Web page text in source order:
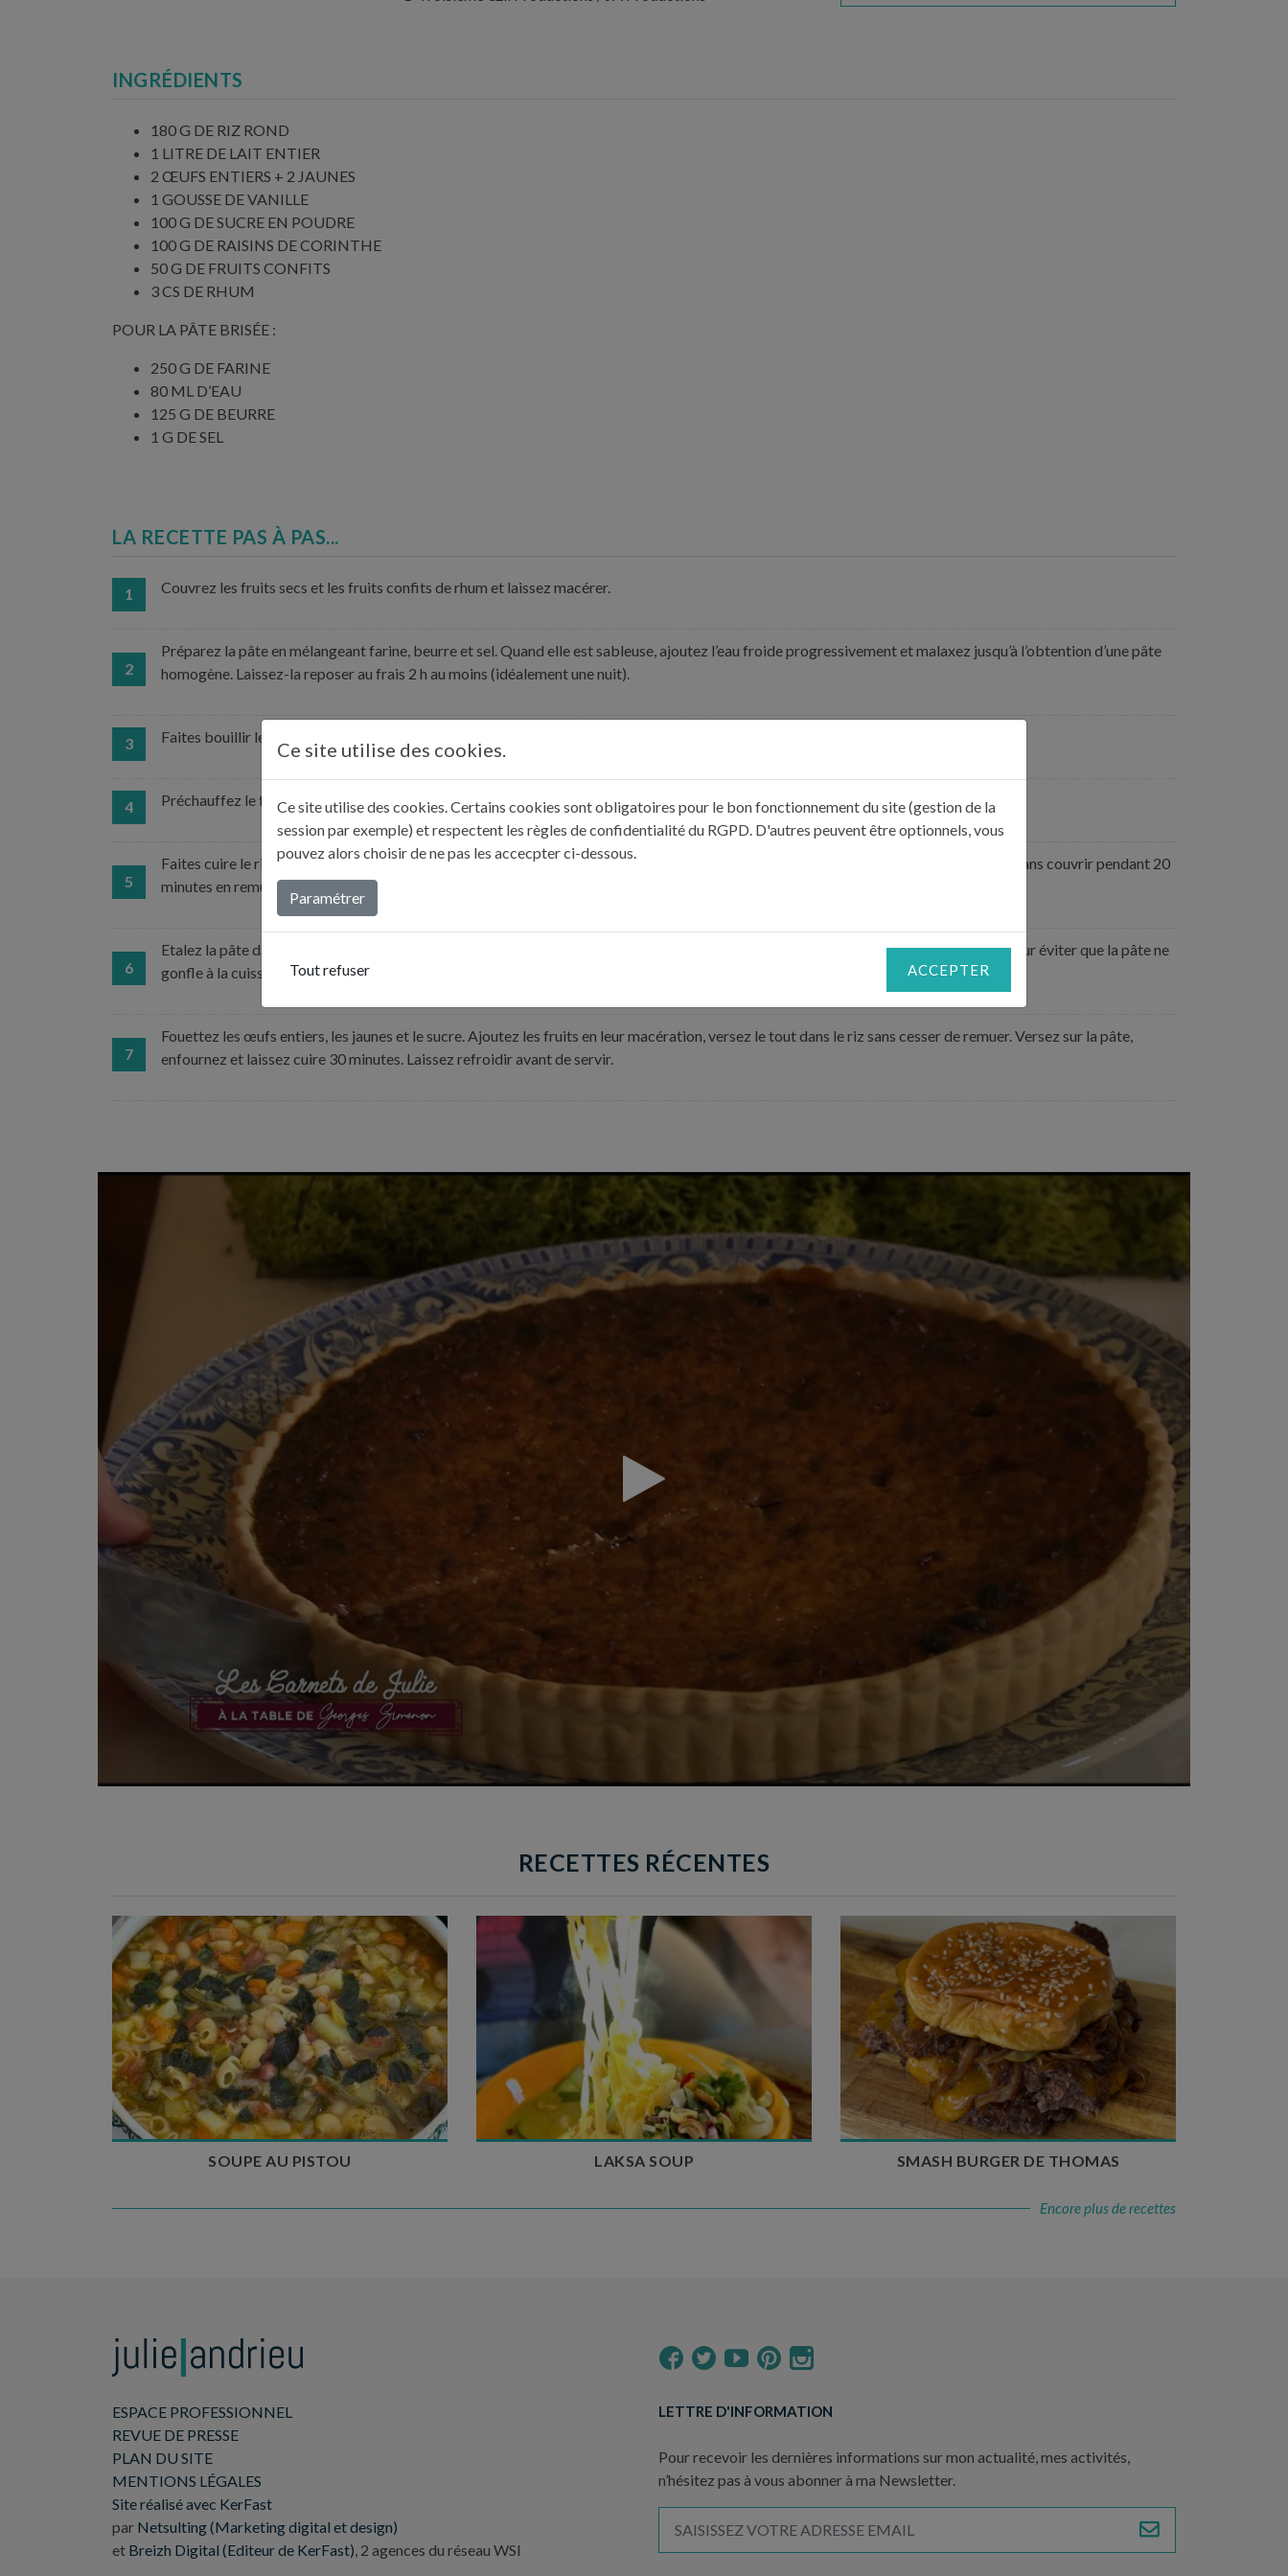
INGRÉDIENTS
180 G DE RIZ ROND
1 LITRE DE LAIT ENTIER
2 ŒUFS ENTIERS + 2 JAUNES
1 GOUSSE DE VANILLE
100 G DE SUCRE EN POUDRE
100 G DE RAISINS DE CORINTHE
50 G DE FRUITS CONFITS
3 CS DE RHUM
POUR LA PÂTE BRISÉE :
250 G DE FARINE
80 ML D’EAU
125 G DE BEURRE
1 G DE SEL
LA RECETTE PAS À PAS...
1 Couvrez les fruits secs et les fruits confits de rhum et laissez macérer.
2
Préparez la pâte en mélangeant farine, beurre et sel. Quand elle est sableuse, ajoutez l’eau froide progressivement et malaxez jusqu’à l’obtention d’une pâte
homogène. Laissez-la reposer au frais 2 h au moins (idéalement une nuit).
3 Faites bouillir le lait avec la gousse de vanille grattée.
4 Préchauffez le four à 200°C ventilé.
5
Faites cuire le riz pendant 5 minutes dans de l’eau bouillante, égouttez et versez-le dans le lait vanillé. Laissez mijoter à feu très doux sans couvrir pendant 20
minutes en remuant souvent.
6
Etalez la pâte dans un moule à tarte de 25 cm de diamètre environ et tracez des croisillons avec la pointe d’un couteau dans le fond pour éviter que la pâte ne
gonfle à la cuisson. Entreposez au congélateur.
7
Fouettez les œufs entiers, les jaunes et le sucre. Ajoutez les fruits en leur macération, versez le tout dans le riz sans cesser de remuer. Versez sur la pâte,
enfournez et laissez cuire 30 minutes. Laissez refroidir avant de servir.
RECETTES RÉCENTES
Temps de préparation : 35 min
Temps de cuisson : 1h15
Nombre de couverts : 8
SOUPE AU PISTOU
Temps de préparation : 40 min
Temps de cuisson : 25 min
Nombre de couverts : 4
LAKSA SOUP
Temps de préparation : 20 min
Temps de cuisson : 5 à 10 min
Nombre de couverts : 4
SMASH BURGER DE THOMAS
Encore plus de recettes
ESPACE PROFESSIONNEL
REVUE DE PRESSE
PLAN DU SITE
MENTIONS LÉGALES
Site réalisé avec KerFast
par Netsulting (Marketing digital et design)
et Breizh Digital (Editeur de KerFast) , 2 agences du réseau WSI
LETTRE D'INFORMATION
Pour recevoir les dernières informations sur mon actualité, mes activités,
n’hésitez pas à vous abonner à ma Newsletter.
Ce site utilise des cookies.
Ce site utilise des cookies. Certains cookies sont obligatoires pour le bon fonctionnement du site (gestion de la
session par exemple) et respectent les règles de confidentialité du RGPD. D'autres peuvent être optionnels, vous
pouvez alors choisir de ne pas les accecpter ci-dessous.
Paramétrer
Tout refuser ACCEPTER